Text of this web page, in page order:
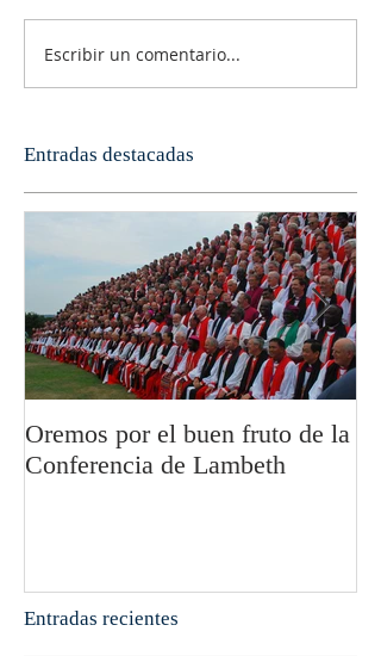
Escribir un comentario...
Entradas destacadas
Oremos por el buen fruto de la
Conferencia de Lambeth
Entradas recientes